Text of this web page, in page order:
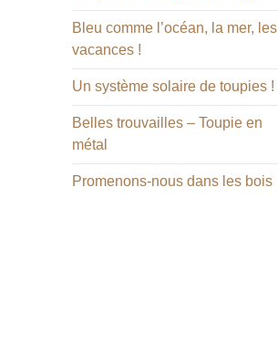
Bleu comme l’océan, la mer, les
vacances !
Un système solaire de toupies !
Belles trouvailles – Toupie en
métal
Promenons-nous dans les bois